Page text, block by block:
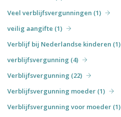
Veel verblijfsvergunningen (1)
veilig aangifte (1)
Verblijf bij Nederlandse kinderen (1)
verblijfsvergunning (4)
Verblijfsvergunning (22)
Verblijfsvergunning moeder (1)
Verblijfsvergunning voor moeder (1)